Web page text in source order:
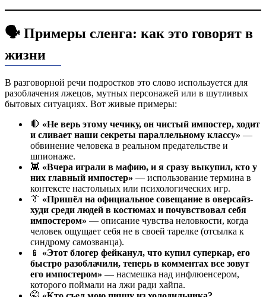
🗣️ Примеры сленга: как это говорят в
жизни
В разговорной речи подростков это слово используется для
разоблачения лжецов, мутных персонажей или в шутливых
бытовых ситуациях. Вот живые примеры:
🛑 «Не верь этому чечику, он чистый импостер, ходит
и сливает наши секреты параллельному классу» —
обвинение человека в реальном предательстве и
шпионаже.
👾 «Вчера играли в мафию, и я сразу выкупил, кто у
них главный импостер» — использование термина в
контексте настольных или психологических игр.
👔 «Пришёл на официальное совещание в оверсайз-
худи среди людей в костюмах и почувствовал себя
импостером» — описание чувства неловкости, когда
человек ощущает себя не в своей тарелке (отсылка к
синдрому самозванца).
📱 «Этот блогер фейканул, что купил суперкар, его
быстро разоблачили, теперь в комментах все зовут
его импостером» — насмешка над инфлюенсером,
которого поймали на лжи ради хайпа.